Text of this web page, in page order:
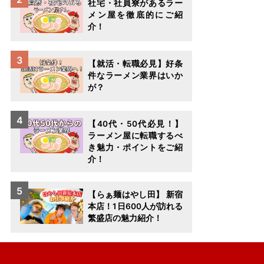
社宅・社員寮があるラー
メン屋を徹底的にご紹
介！
【就活・転職必見】好条
件なラーメン業界はいか
が？
【40代・50代必見！】
ラーメン屋に転職するべ
き魅力・ポイントをご紹
介！
【らぁ麺はやし田】 新宿
本店！1日600人が訪れる
繁盛店の魅力紹介！